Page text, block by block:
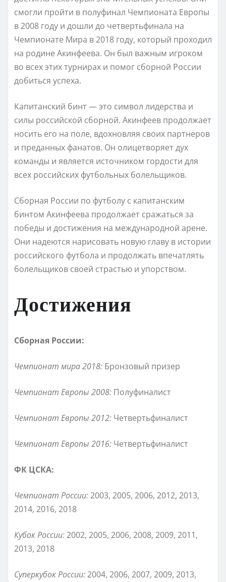
смогли пройти в полуфинал Чемпионата Европы
в 2008 году и дошли до четвертьфинала на
Чемпионате Мира в 2018 году, который проходил
на родине Акинфеева. Он был важным игроком
во всех этих турнирах и помог сборной России
добиться успеха.
Капитанский бинт — это символ лидерства и
силы российской сборной. Акинфеев продолжает
носить его на поле, вдохновляя своих партнеров
и преданных фанатов. Он олицетворяет дух
команды и является источником гордости для
всех российских футбольных болельщиков.
Сборная России по футболу с капитанским
бинтом Акинфеева продолжает сражаться за
победы и достижения на международной арене.
Они надеются нарисовать новую главу в истории
российского футбола и продолжать впечатлять
болельщиков своей страстью и упорством.
Достижения
Сборная России:
Чемпионат мира 2018: Бронзовый призер
Чемпионат Европы 2008: Полуфиналист
Чемпионат Европы 2012: Четвертьфиналист
Чемпионат Европы 2016: Четвертьфиналист
ФК ЦСКА:
Чемпионат России:2003, 2005, 2006, 2012, 2013,
2014, 2016, 2018
Кубок России:2002, 2005, 2006, 2008, 2009, 2011,
2013, 2018
Суперкубок России:2004, 2006, 2007, 2009, 2013,